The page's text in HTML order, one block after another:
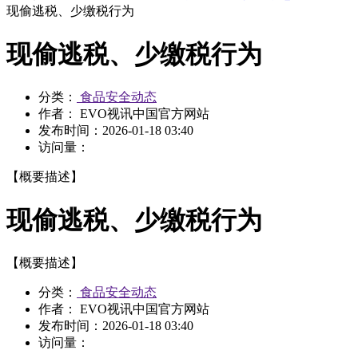
现偷逃税、少缴税行为
现偷逃税、少缴税行为
分类：
食品安全动态
作者： EVO视讯中国官方网站
发布时间： 2026-01-18 03:40
访问量：
【概要描述】
现偷逃税、少缴税行为
【概要描述】
分类：
食品安全动态
作者： EVO视讯中国官方网站
发布时间： 2026-01-18 03:40
访问量：